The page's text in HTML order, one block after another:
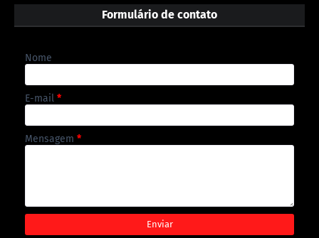
Formulário de contato
Nome
E-mail *
Mensagem *